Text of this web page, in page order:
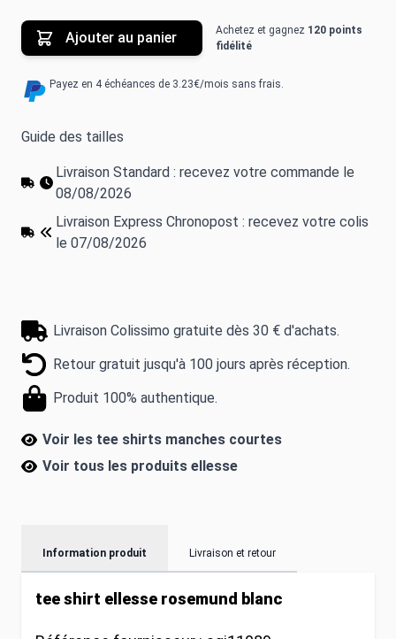
Ajouter au panier Achetez et gagnez 120 points
fidélité
Payez en 4 échéances de 3.23€/mois sans frais.
Guide des tailles
Livraison Standard : recevez votre commande le
08/08/2026
Livraison Express Chronopost : recevez votre colis
le 07/08/2026
Livraison Colissimo gratuite dès 30 € d'achats.
Retour gratuit jusqu'à 100 jours après réception.
Produit 100% authentique.
Voir les tee shirts manches courtes
Voir tous les produits ellesse
Information produit Livraison et retour
tee shirt ellesse rosemund blanc